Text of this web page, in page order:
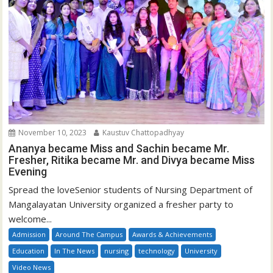
November 10, 2023 Kaustuv Chattopadhyay
Ananya became Miss and Sachin became Mr.
Fresher, Ritika became Mr. and Divya became Miss
Evening
Spread the loveSenior students of Nursing Department of
Mangalayatan University organized a fresher party to
welcome...
Admission Around The Campus
Awards & Achievements
Education
In The News nursing technology
University
Video News